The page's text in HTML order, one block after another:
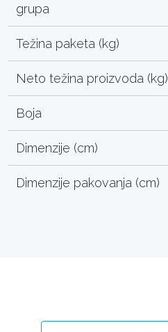
grupa
Težina paketa (kg)
Neto težina proizvoda (kg)
Boja
Dimenzije (cm)
Dimenzije pakovanja (cm)